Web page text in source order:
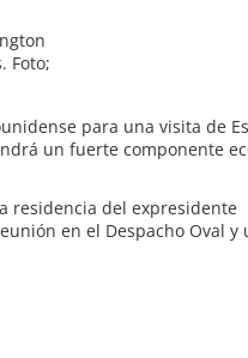
Foto;
para una visita de
un fuerte componente
residencia del expresidente
en el Despacho Oval y